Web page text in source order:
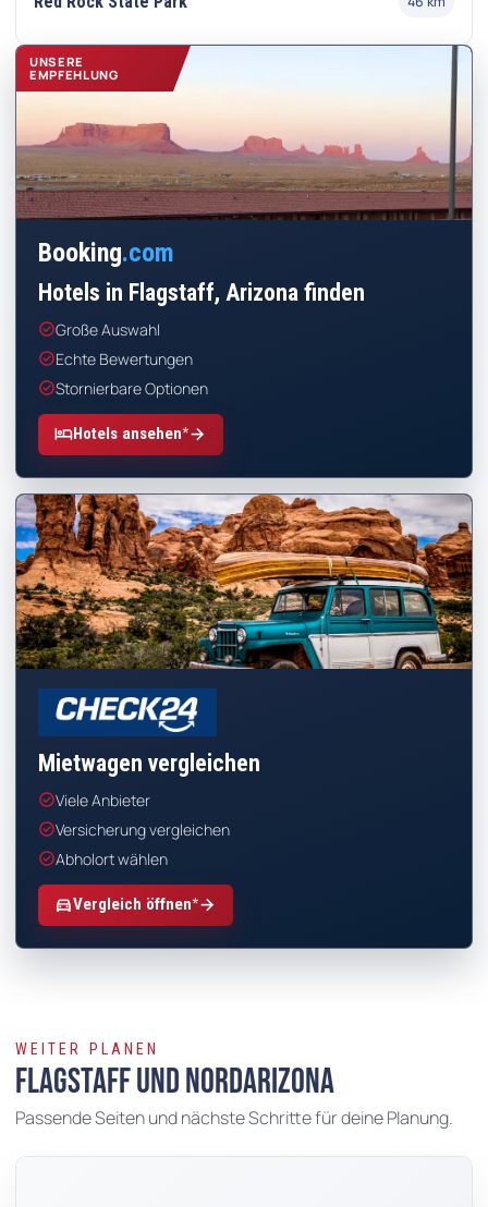
UNSERE
EMPFEHLUNG
Booking.com
Hotels in Flagstaff, Arizona finden
check_circleGroße Auswahl
check_circleEchte Bewertungen
check_circleStornierbare Optionen
hotelHotels ansehen*arrow_forward
CHECK24
Mietwagen vergleichen
check_circleViele Anbieter
check_circleVersicherung vergleichen
check_circleAbholort wählen
directions_carVergleich öffnen*arrow_forward
WEITER PLANEN
Flagstaff und Nordarizona
Passende Seiten und nächste Schritte für deine Planung.